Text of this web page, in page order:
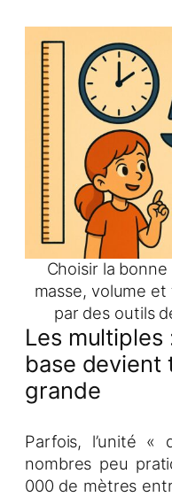
Choisir la
masse, volume
par des outils
Les multiples
base
grande
Parfois, l’unité
nombres peu
000 de mètres